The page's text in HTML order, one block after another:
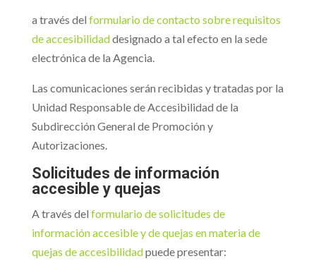
a través del formulario de contacto sobre requisitos
de accesibilidaddesignado a tal efecto en la sede
electrónica de la Agencia.
Las comunicaciones serán recibidas y tratadas por la
Unidad Responsable de Accesibilidad de la
Subdirección General de Promoción y
Autorizaciones.
Solicitudes de información
accesible y quejas
A través del formulario de solicitudes de
información accesible y de quejas en materia de
quejas de accesibilidadpuede presentar: